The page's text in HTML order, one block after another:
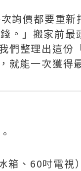
詢價都要重
。」搬家前最
們整理出這份
就能一次獲得
、60吋電視）